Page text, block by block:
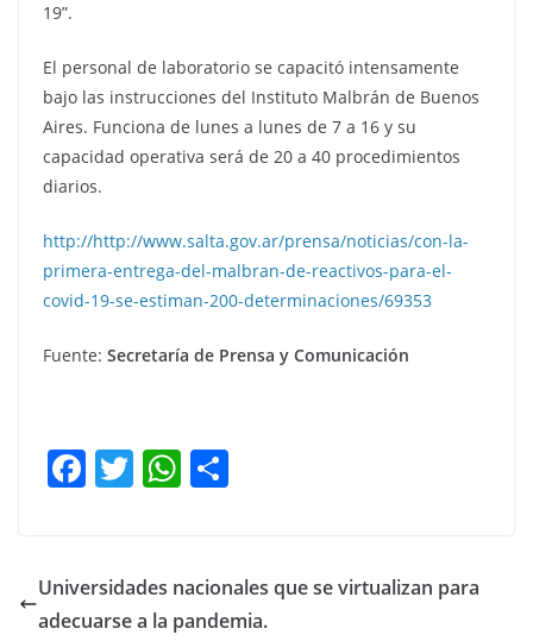
19”.
El personal de laboratorio se capacitó intensamente
bajo las instrucciones del Instituto Malbrán de Buenos
Aires. Funciona de lunes a lunes de 7 a 16 y su
capacidad operativa será de 20 a 40 procedimientos
diarios.
http://http://www.salta.gov.ar/prensa/noticias/con-la-
primera-entrega-del-malbran-de-reactivos-para-el-
covid-19-se-estiman-200-determinaciones/69353
Fuente: Secretaría de Prensa y Comunicación
F
e
b
T
er
W
s
A
p
ar
Universidades nacionales que se virtualizan para
adecuarse a la pandemia.